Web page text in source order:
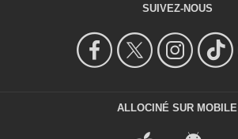
SUIVEZ-NOUS
ALLOCINÉ SUR MOBILE